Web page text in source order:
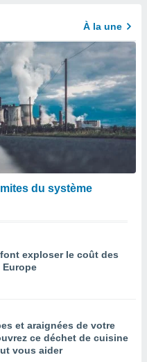
À la une
du système
exploser le coût des
Europe
et araignées de votre
ce déchet de cuisine
vous aider